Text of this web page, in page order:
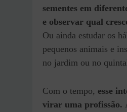
sementes em
e observar qual
Ou ainda estudar os
pequenos animais e
no jardim ou no
Com o tempo, esse
virar uma profissão.